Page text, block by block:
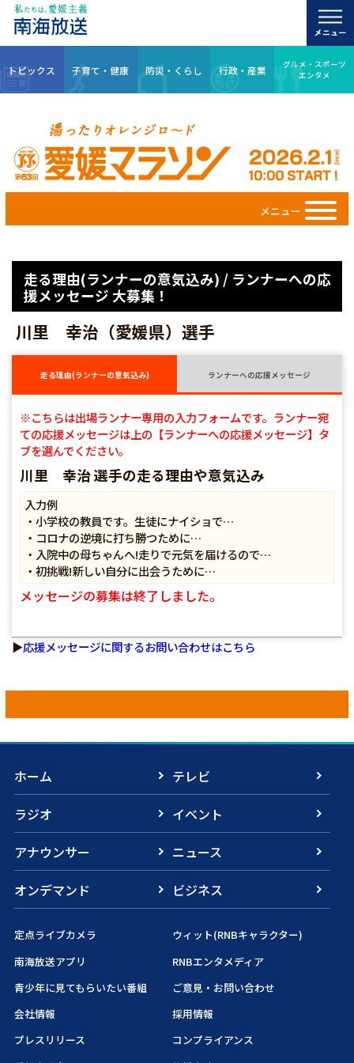
トピックス 子育て・健康 防災・くらし 行政・産業
グルメ・スポーツ
エンタメ
メニュー
走る理由(ランナーの意気込み) / ランナーへの応
援メッセージ 大募集！
川里 幸治（愛媛県）選手
走る理由(ランナーの意気込み) ランナーへの応援メッセージ
※こちらは出場ランナー専用の入力フォームです。ランナー宛
ての応援メッセージは上の【ランナーへの応援メッセージ】タ
ブを選んでください。
川里 幸治 選手の走る理由や意気込み
入力例
・小学校の教員です。生徒にナイショで…
・コロナの逆境に打ち勝つために…
・入院中の母ちゃんへ!走りで元気を届けるので…
・初挑戦!新しい自分に出会うために…
メッセージの募集は終了しました。
▶応援メッセージに関するお問い合わせはこちら
ホーム
テレビ
ラジオ
イベント
アナウンサー
ニュース
オンデマンド
ビジネス
定点ライブカメラ
ウィット(RNBキャラクター)
南海放送アプリ
RNBエンタメディア
青少年に見てもらいたい番組
ご意見・お問い合わせ
会社情報
採用情報
プレスリリース
コンプライアンス